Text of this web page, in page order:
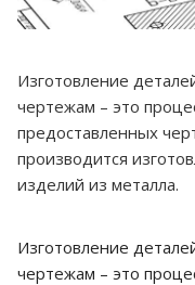
Изготовление
чертежам – это
предоставленных
производится
изделий из металла.
Изготовление
чертежам – это